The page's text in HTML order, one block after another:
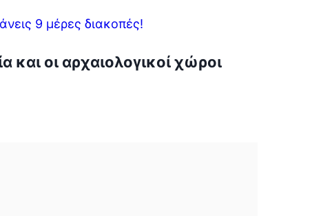
9 μέρες διακοπές!
και οι αρχαιολογικοί χώροι